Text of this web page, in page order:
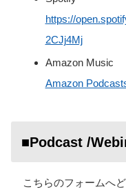
https://
2CJj4Mj
Amazon Music
Amazon
■Podcast /
こちらのフォームへど